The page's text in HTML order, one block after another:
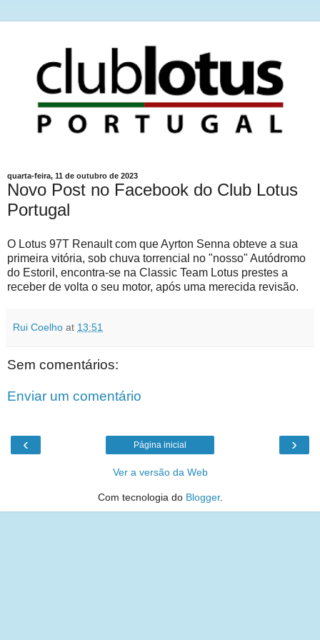
quarta-feira, 11 de outubro de 2023
Novo Post no Facebook do Club Lotus
Portugal
O Lotus 97T Renault com que Ayrton Senna obteve a sua
primeira vitória, sob chuva torrencial no "nosso" Autódromo
do Estoril, encontra-se na Classic Team Lotus prestes a
receber de volta o seu motor, após uma merecida revisão.
Rui Coelho at 13:51
Sem comentários:
Enviar um comentário
‹ ›
Página inicial
Ver a versão da Web
Com tecnologia do Blogger.